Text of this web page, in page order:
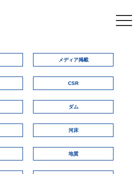
メディア掲載
CSR
ダム
河床
地質